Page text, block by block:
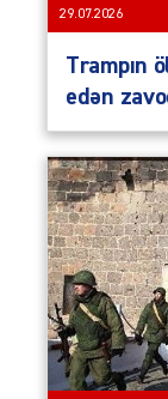
29.07.2026
Trampın
edən